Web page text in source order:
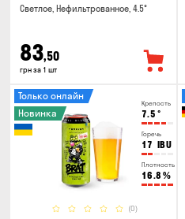
Светлое, Нефильтрованное, 4.5°
83,50
грн за 1 шт
Крепость
7.5 °
Горечь
17 IBU
Плотность
16.8 %
(0)
Только онлайн
Новинка